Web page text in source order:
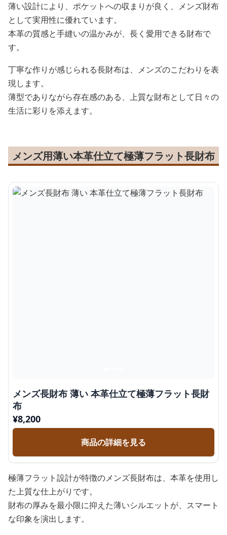
薄い設計により、ポケットへの収まりが良く、メンズ財布
として実用性に優れています。
本革の質感と手縫いの温かみが、長く愛用できる財布で
す。
丁寧な作りが感じられる長財布は、メンズのこだわりを表
現します。
薄型でありながら存在感のある、上質な財布として日々の
生活に彩りを添えます。
メンズ用薄い本革仕立て極薄フラット長財布
メンズ長財布 薄い 本革仕立て極薄フラット長財
布
¥8,200
商品の詳細を見る
極薄フラット設計が特徴のメンズ長財布は、本革を使用し
た上質な仕上がりです。
財布の厚みを最小限に抑えた薄いシルエットが、スマート
な印象を演出します。